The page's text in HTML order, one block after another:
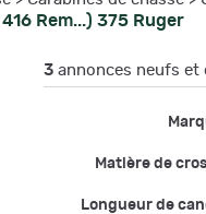
Rem...) 375 Ruger
3 annonces neufs et
Matière de
Longueur de